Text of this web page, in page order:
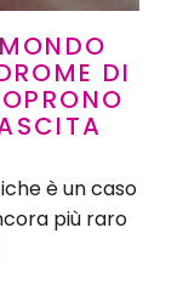
DI
è un caso
più raro